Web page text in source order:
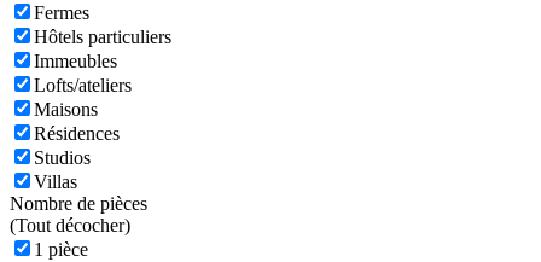
Fermes
Hôtels particuliers
Immeubles
Lofts/ateliers
Maisons
Résidences
Studios
Villas
Nombre de pièces
(Tout décocher)
1 pièce